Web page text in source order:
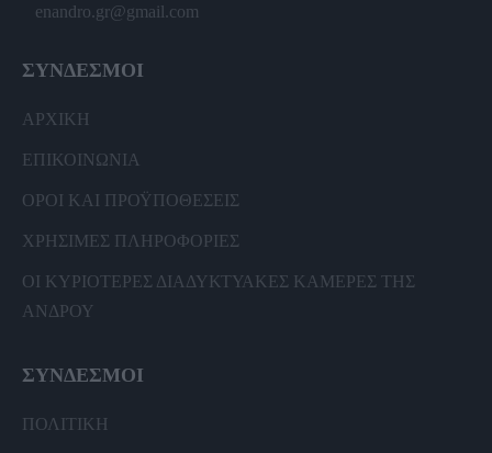
enandro.gr@gmail.com
ΣΥΝΔΕΣΜΟΙ
ΑΡΧΙΚΗ
ΕΠΙΚΟΙΝΩΝΙΑ
ΟΡΟΙ ΚΑΙ ΠΡΟΫΠΟΘΕΣΕΙΣ
ΧΡΗΣΙΜΕΣ ΠΛΗΡΟΦΟΡΙΕΣ
ΟΙ ΚΥΡΙΟΤΕΡΕΣ ΔΙΑΔΥΚΤΥΑΚΕΣ ΚΑΜΕΡΕΣ ΤΗΣ
ΑΝΔΡΟΥ
ΣΥΝΔΕΣΜΟΙ
ΠΟΛΙΤΙΚΗ